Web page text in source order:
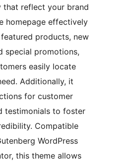
that reflect your brand
homepage effectively
products, new
special promotions,
easily locate
Additionally, it
for customer
testimonials to foster
Compatible
WordPress
this theme allows